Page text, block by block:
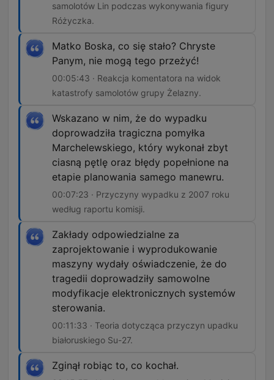
samolotów Lin podczas wykonywania figury
Różyczka.
Matko Boska, co się stało? Chryste
Panym, nie mogą tego przeżyć!
00:05:43 · Reakcja komentatora na widok
katastrofy samolotów grupy Żelazny.
Wskazano w nim, że do wypadku
doprowadziła tragiczna pomyłka
Marchelewskiego, który wykonał zbyt
ciasną pętlę oraz błędy popełnione na
etapie planowania samego manewru.
00:07:23 · Przyczyny wypadku z 2007 roku
według raportu komisji.
Zakłady odpowiedzialne za
zaprojektowanie i wyprodukowanie
maszyny wydały oświadczenie, że do
tragedii doprowadziły samowolne
modyfikacje elektronicznych systemów
sterowania.
00:11:33 · Teoria dotycząca przyczyn upadku
białoruskiego Su-27.
Zginął robiąc to, co kochał.